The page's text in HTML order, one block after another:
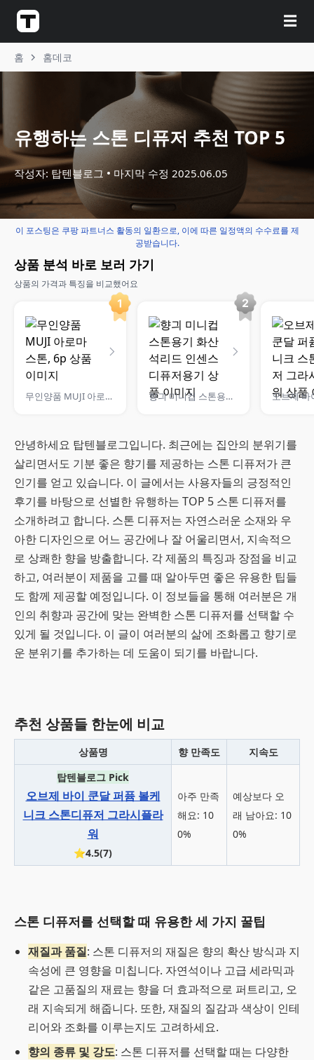
☰
홈 홈데코
유행하는 스톤 디퓨저 추천 TOP 5
작성자: 탑텐블로그 마지막 수정 2025.06.05
이 포스팅은 쿠팡 파트너스 활동의 일환으로, 이에 따른 일정액의 수수료를 제
공받습니다.
상품 분석 바로 보러 가기
상품의 가격과 특징을 비교했어요
무인양품 MUJI 아로마 스톤, 6p 향긔 미니컵 스톤용기 화산석리드 인센스 디퓨저용기
안녕하세요 탑텐블로그입니다. 최근에는 집안의 분위기를
살리면서도 기분 좋은 향기를 제공하는 스톤 디퓨저가 큰
인기를 얻고 있습니다. 이 글에서는 사용자들의 긍정적인
후기를 바탕으로 선별한 유행하는 TOP 5 스톤 디퓨저를
소개하려고 합니다. 스톤 디퓨저는 자연스러운 소재와 우
아한 디자인으로 어느 공간에나 잘 어울리면서, 지속적으
로 상쾌한 향을 방출합니다. 각 제품의 특징과 장점을 비교
하고, 여러분이 제품을 고를 때 알아두면 좋은 유용한 팁들
도 함께 제공할 예정입니다. 이 정보들을 통해 여러분은 개
인의 취향과 공간에 맞는 완벽한 스톤 디퓨저를 선택할 수
있게 될 것입니다. 이 글이 여러분의 삶에 조화롭고 향기로
운 분위기를 추가하는 데 도움이 되기를 바랍니다.
추천 상품들 한눈에 비교
상품명 향 만족도
지속도
탑텐블로그 Pick
오브제 바이 쿤달 퍼퓸 볼케
니크 스톤디퓨저 그라시플라
워
⭐4.5(7)
아주 만족
해요: 10
0%
예상보다 오
래 남아요: 10
0%
스톤 디퓨저를 선택할 때 유용한 세 가지 꿀팁
재질과 품질: 스톤 디퓨저의 재질은 향의 확산 방식과 지
속성에 큰 영향을 미칩니다. 자연석이나 고급 세라믹과
같은 고품질의 재료는 향을 더 효과적으로 퍼트리고, 오
래 지속되게 해줍니다. 또한, 재질의 질감과 색상이 인테
리어와 조화를 이루는지도 고려하세요.
향의 종류 및 강도: 스톤 디퓨저를 선택할 때는 다양한